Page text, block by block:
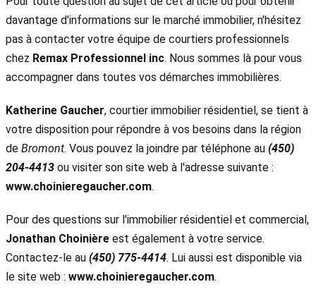
davantage d'informations sur le marché immobilier, n'hésitez
pas à contacter votre équipe de courtiers professionnels
chez Remax Professionnel inc. Nous sommes là pour vous
accompagner dans toutes vos démarches immobilières.
Katherine Gaucher, courtier immobilier résidentiel, se tient à
votre disposition pour répondre à vos besoins dans la région
de Bromont. Vous pouvez la joindre par téléphone au (450)
204-4413 ou visiter son site web à l'adresse suivante :
www.choinieregaucher.com.
Pour des questions sur l'immobilier résidentiel et commercial,
Jonathan Choinière est également à votre service.
Contactez-le au (450) 775-4414. Lui aussi est disponible via
le site web : www.choinieregaucher.com.